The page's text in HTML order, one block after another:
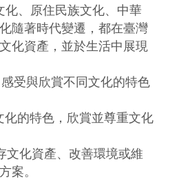
、原住民族文化、中華
隨著時代變遷，都在臺灣
化資產，並於生活中展現
受與欣賞不同文化的特色
的特色，欣賞並尊重文化
化資產、改善環境或維
案。